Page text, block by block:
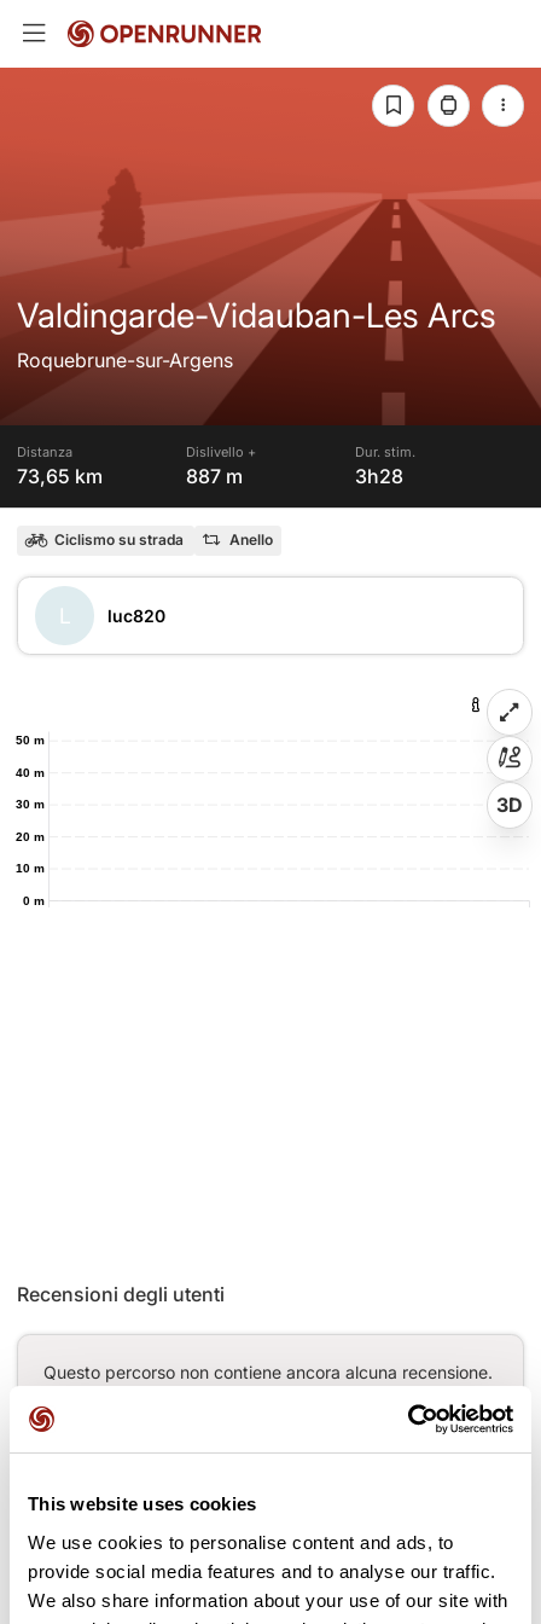
This website uses cookies
We use cookies to personalise content and ads, to
provide social media features and to analyse our traffic.
We also share information about your use of our site with
Valdingarde-Vidauban-Les Arcs
Roquebrune-sur-Argens
Distanza
73,65 km
Dislivello +
887 m
Dur. stim.
3h28
Ciclismo su strada Anello
L luc820
0 m
10 m
20 m
30 m
40 m
50 m
3D
Recensioni degli utenti
Questo percorso non contiene ancora alcuna recensione.
Aggiungi una recensione